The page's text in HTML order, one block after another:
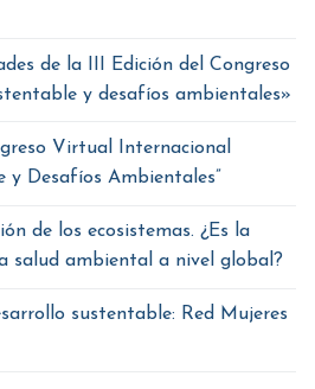
de la III Edición del Congreso
y desafíos ambientales»
Virtual Internacional
y Desafíos Ambientales”
de los ecosistemas. ¿Es la
salud ambiental a nivel global?
sustentable: Red Mujeres